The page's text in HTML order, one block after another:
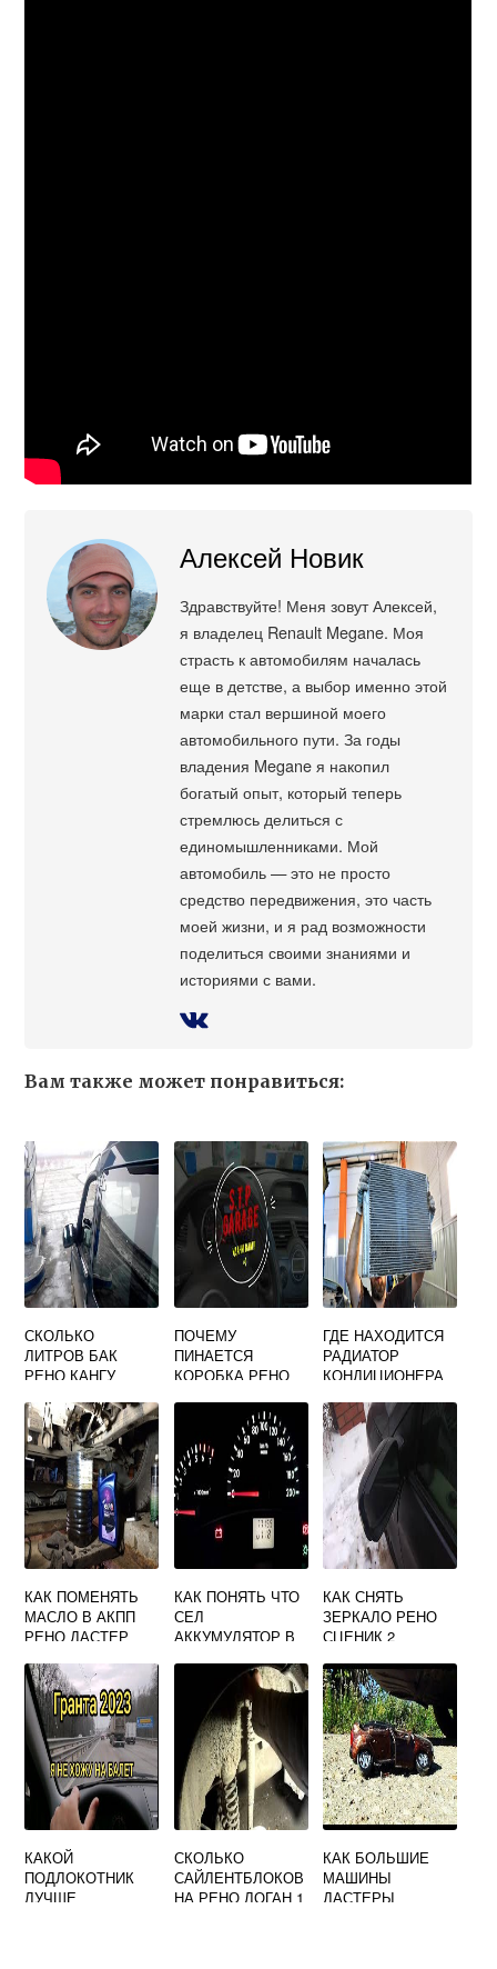
Алексей Новик
Здравствуйте! Меня зовут Алексей,
я владелец Renault Megane. Моя
страсть к автомобилям началась
еще в детстве, а выбор именно этой
марки стал вершиной моего
автомобильного пути. За годы
владения Megane я накопил
богатый опыт, который теперь
стремлюсь делиться с
единомышленниками. Мой
автомобиль — это не просто
средство передвижения, это часть
моей жизни, и я рад возможности
поделиться своими знаниями и
историями с вами.
Вам также может понравиться:
СКОЛЬКО
ЛИТРОВ БАК
РЕНО КАНГУ
ПОЧЕМУ
ПИНАЕТСЯ
КОРОБКА РЕНО
ГДЕ НАХОДИТСЯ
РАДИАТОР
КОНДИЦИОНЕРА
КАК ПОМЕНЯТЬ
МАСЛО В АКПП
РЕНО ДАСТЕР
КАК ПОНЯТЬ ЧТО
СЕЛ
АККУМУЛЯТОР В
КАК СНЯТЬ
ЗЕРКАЛО РЕНО
СЦЕНИК 2
КАКОЙ
ПОДЛОКОТНИК
ЛУЧШЕ
СКОЛЬКО
САЙЛЕНТБЛОКОВ
НА РЕНО ЛОГАН 1
КАК БОЛЬШИЕ
МАШИНЫ
ДАСТЕРЫ